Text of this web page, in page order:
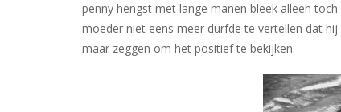
penny hengst met lange manen bleek alleen
moeder niet eens meer durfde te vertellen dat
maar zeggen om het positief te bekijken.